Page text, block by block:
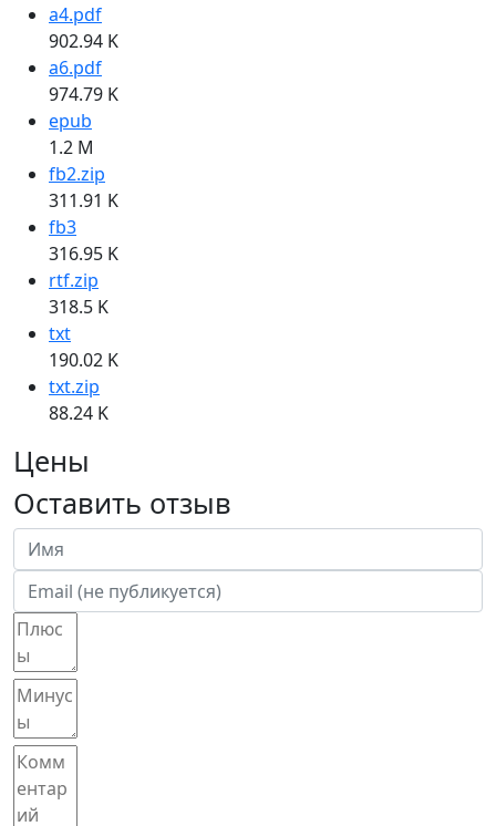
a4.pdf
902.94 K
a6.pdf
974.79 K
epub
1.2 M
fb2.zip
311.91 K
fb3
316.95 K
rtf.zip
318.5 K
txt
190.02 K
txt.zip
88.24 K
Цены
Оставить отзыв